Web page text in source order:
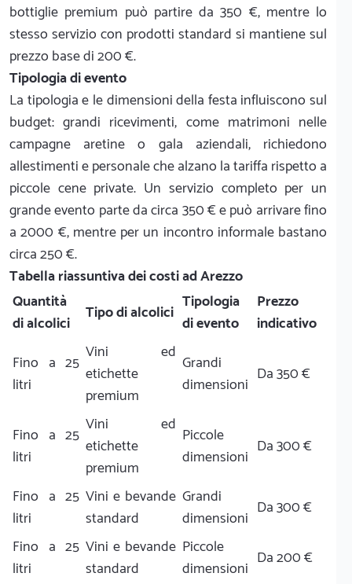
bottiglie premium può partire da 350 €, mentre lo
stesso servizio con prodotti standard si mantiene sul
prezzo base di 200 €.
Tipologia di evento
La tipologia e le dimensioni della festa influiscono sul
budget: grandi ricevimenti, come matrimoni nelle
campagne aretine o gala aziendali, richiedono
allestimenti e personale che alzano la tariffa rispetto a
piccole cene private. Un servizio completo per un
grande evento parte da circa 350 € e può arrivare fino
a 2000 €, mentre per un incontro informale bastano
circa 250 €.
Tabella riassuntiva dei costi ad Arezzo
Quantità
di alcolici
Tipo di alcolici Tipologia
di evento
Prezzo
indicativo
Fino a 25
litri
Vini ed
etichette
premium
Grandi
dimensioni Da 350 €
Fino a 25
litri
Vini ed
etichette
premium
Piccole
dimensioni Da 300 €
Fino a 25
litri
Vini e bevande
standard
Grandi
dimensioni Da 300 €
Fino a 25
litri
Vini e bevande
standard
Piccole
dimensioni Da 200 €